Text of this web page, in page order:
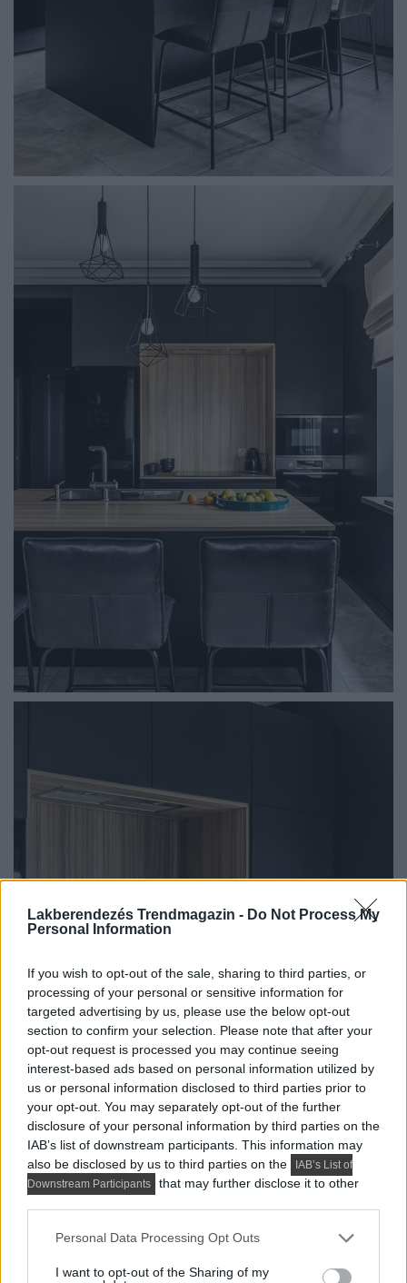
Lakberendezés Trendmagazin - Do Not Process My
Personal Information
If you wish to opt-out of the sale, sharing to third parties, or
processing of your personal or sensitive information for
targeted advertising by us, please use the below opt-out
section to confirm your selection. Please note that after your
opt-out request is processed you may continue seeing
interest-based ads based on personal information utilized by
us or personal information disclosed to third parties prior to
your opt-out. You may separately opt-out of the further
disclosure of your personal information by third parties on the
IAB’s list of downstream participants. This information may
also be disclosed by us to third parties on the
IAB’s List of
Downstream Participants
that may further disclose it to other
Please note that this website/app uses one or more Google
not limited to your visit or usage behaviour. You may click to
Personal Data Processing Opt Outs
I want to opt-out of the Sharing of my